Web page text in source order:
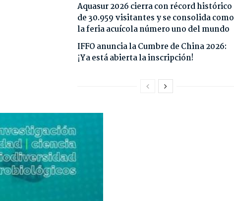
Aquasur 2026 cierra con récord histórico
de 30.959 visitantes y se consolida como
la feria acuícola número uno del mundo
IFFO anuncia la Cumbre de China 2026:
¡Ya está abierta la inscripción!